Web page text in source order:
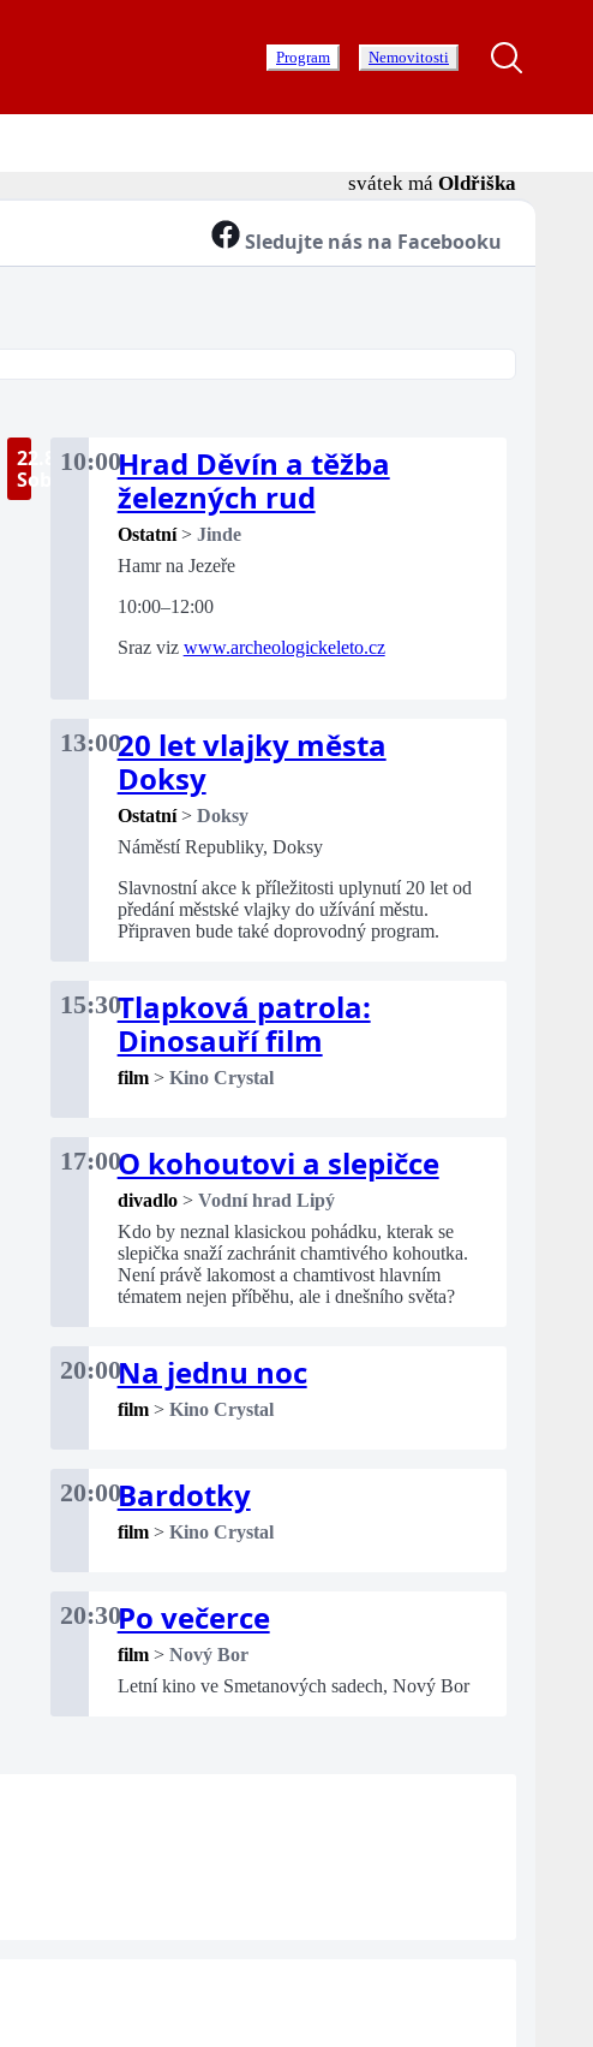
Program Nemovitosti
svátek má Oldřiška
Sledujte nás na Facebooku
22.8.
Sobota
10:00Hrad Děvín a těžba
železných rud
Ostatní > Jinde
Hamr na Jezeře
10:00–12:00
Sraz viz www.archeologickeleto.cz
13:0020 let vlajky města
Doksy
Ostatní > Doksy
Náměstí Republiky, Doksy
Slavnostní akce k příležitosti uplynutí 20 let od
předání městské vlajky do užívání městu.
Připraven bude také doprovodný program.
15:30Tlapková patrola:
Dinosauří film
film > Kino Crystal
17:00O kohoutovi a slepičce
divadlo > Vodní hrad Lipý
Kdo by neznal klasickou pohádku, kterak se
slepička snaží zachránit chamtivého kohoutka.
Není právě lakomost a chamtivost hlavním
tématem nejen příběhu, ale i dnešního světa?
20:00Na jednu noc
film > Kino Crystal
20:00Bardotky
film > Kino Crystal
20:30Po večerce
film > Nový Bor
Letní kino ve Smetanových sadech, Nový Bor